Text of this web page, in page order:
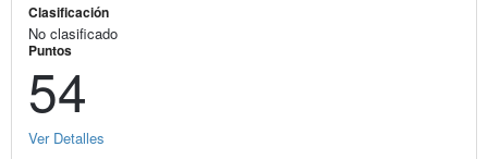
Clasificación
No clasificado
Puntos
54
Ver Detalles